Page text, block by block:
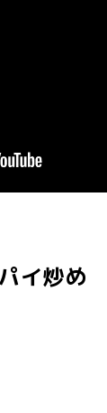
イ炒め